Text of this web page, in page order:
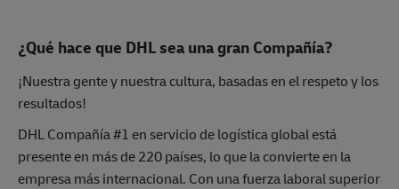
¿Qué hace que DHL sea una gran Compañía?
¡Nuestra gente y nuestra cultura, basadas en el respeto y los
resultados!
DHL Compañía #1 en servicio de logística global está
presente en más de 220 países, lo que la convierte en la
empresa más internacional. Con una fuerza laboral superior